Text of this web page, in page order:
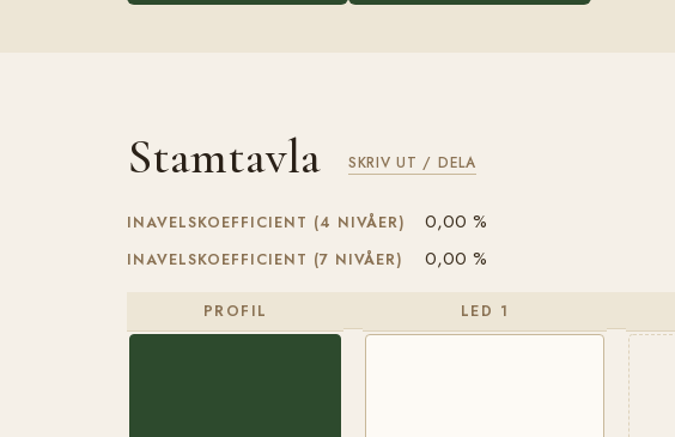
Stamtavla SKRIV UT / DELA
INAVELSKOEFFICIENT (4 NIVÅER) 0,00 %
INAVELSKOEFFICIENT (7 NIVÅER) 0,00 %
PROFIL LED 1